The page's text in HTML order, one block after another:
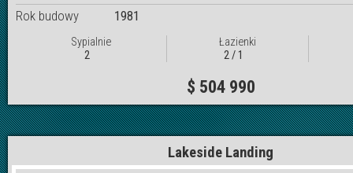
Rok budowy
1981
Sypialnie
2
Łazienki
2 / 1
$ 504 990
Lakeside Landing